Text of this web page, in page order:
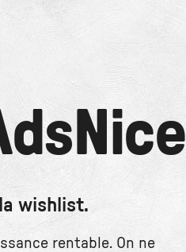
Nice
wishlist.
rentable. On ne